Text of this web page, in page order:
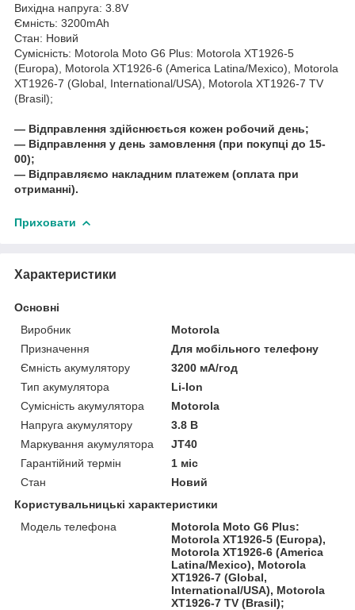
Вихідна напруга: 3.8V
Ємність: 3200mAh
Стан: Новий
Сумісність: Motorola Moto G6 Plus: Motorola XT1926-5
(Europa), Motorola XT1926-6 (America Latina/Mexico), Motorola
XT1926-7 (Global, International/USA), Motorola XT1926-7 TV
(Brasil);
― Відправлення здійснюється кожен робочий день;
― Відправлення у день замовлення (при покупці до 15-
00);
― Відправляємо накладним платежем (оплата при
отриманні).
Приховати
Характеристики
Основні
Виробник
Motorola
Призначення
Для мобільного телефону
Ємність акумулятору
3200 мА/год
Тип акумулятора
Li-Ion
Сумісність акумулятора
Motorola
Напруга акумулятору
3.8 В
Маркування акумулятора
JT40
Гарантійний термін
1 міс
Стан
Новий
Користувальницькі характеристики
Модель телефона
Motorola Moto G6 Plus:
Motorola XT1926-5 (Europa),
Motorola XT1926-6 (America
Latina/Mexico), Motorola
XT1926-7 (Global,
International/USA), Motorola
XT1926-7 TV (Brasil);